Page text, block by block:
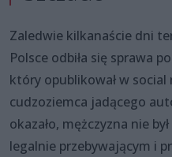
Zaledwie kilkanaście dni
Polsce odbiła się sprawa
który opublikował w
cudzoziemca jadącego
okazało, mężczyzna nie
legalnie przebywającym i